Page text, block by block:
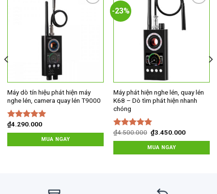
Máy dò tín hiệu phát hiện máy
nghe lén, camera quay lén T9000
Được xếp
hạng5.005
₫4.290.000
MUA NGAY
-23%
Add to
Máy phát hiện nghe lén, quay lén
K68 – Dò tìm phát hiện nhanh
chóng
Được xếp
hạng5.005
₫4.500.000 Giá
gốc
là:
₫4.500.000.
₫3.450.000Giá
MUA NGAY